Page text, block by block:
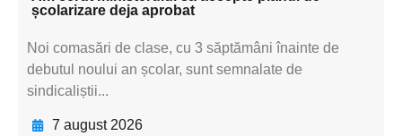
școlarizare deja aprobat
Noi comasări de clase, cu 3 săptămâni înainte de
debutul noului an școlar, sunt semnalate de
sindicaliștii...
7 august 2026